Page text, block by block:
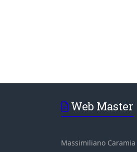
Web Master
Massimiliano Caramia